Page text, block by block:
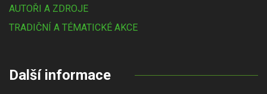
AUTOŘI A ZDROJE
TRADIČNÍ A TÉMATICKÉ AKCE
Další informace